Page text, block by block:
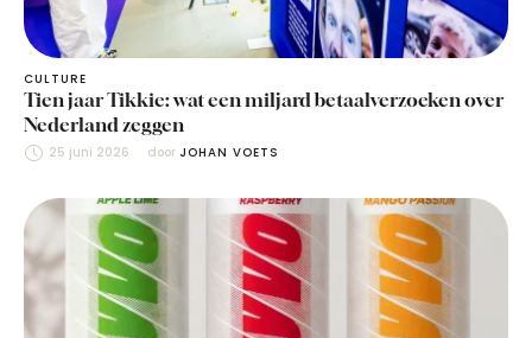
CULTURE
Tien jaar Tikkie: wat een miljard betaalverzoeken over
Nederland zeggen
25 juni 2026 door JOHAN VOETS